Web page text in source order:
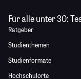
Für alle unter 30:
Ratgeber
Studienthemen
Studienformate
Hochschulorte